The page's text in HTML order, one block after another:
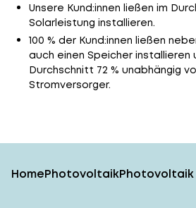
Unsere Kund:innen ließen im
Solarleistung installieren.
100 % der Kund:innen ließen
auch einen Speicher installieren
Durchschnitt 72 % unabhängig
Stromversorger.
HomePhotovoltaikPhotovoltaik